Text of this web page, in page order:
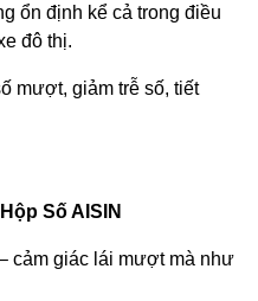
ổn định kể cả trong điều
đô thị.
mượt, giảm trễ số, tiết
Số AISIN
cảm giác lái mượt mà như